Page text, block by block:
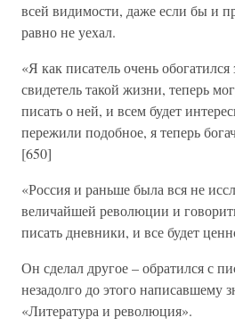
всей видимости, даже если бы и
равно не уехал.
«Я как писатель очень
свидетель такой жизни, теперь
писать о ней, и всем будет
пережили подобное, я теперь
[650]
«Россия и раньше была вся не
величайшей революции и
писать дневники, и все будет
Он сделал другое – обратился с
незадолго до этого написавшему
«Литература и революция».